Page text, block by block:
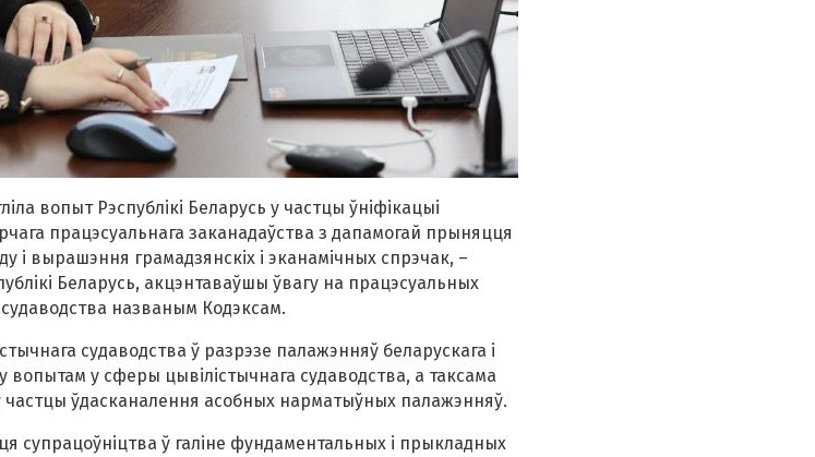
вопыт Рэспублікі Беларусь у частцы ўніфікацыі
працэсуальнага заканадаўства з дапамогай прыняцця
і вырашэння грамадзянскіх і эканамічных спрэчак, –
Беларусь, акцэнтаваўшы ўвагу на працэсуальных
названым Кодэксам.
судаводства ў разрэзе палажэнняў беларускага і
вопытам у сферы цывілістычнага судаводства, а таксама
ўдасканалення асобных нарматыўных палажэнняў.
супрацоўніцтва ў галіне фундаментальных і прыкладных